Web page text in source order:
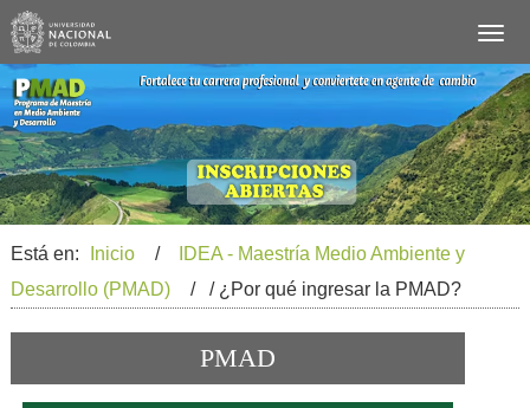
Está en: Inicio /
IDEA - Maestría Medio Ambiente y
Desarrollo (PMAD)
/ / ¿Por qué ingresar la PMAD?
PMAD